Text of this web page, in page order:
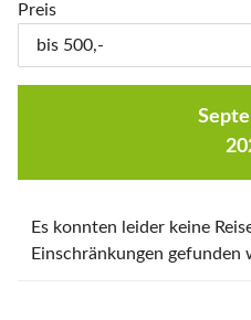
Preis
Es konnten leider keine
Einschränkungen gefunden